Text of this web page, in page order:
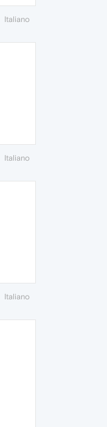
Italiano
Italiano
Italiano